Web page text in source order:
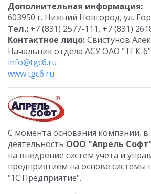
Дополнительная информация:
603950 г. Нижний Новгород, ул.
Тел.: +7 (831) 2577-111, +7 (831)
Контактное лицо:Свистунов
Начальник отдела АСУ ОАО "ТГК-6"
info@tgc6.ru
www.tgc6.ru
С момента основания компании, в
деятельность ООО "Апрель
на внедрение систем учета и
предприятием на основе системы
"1С:Предприятие".